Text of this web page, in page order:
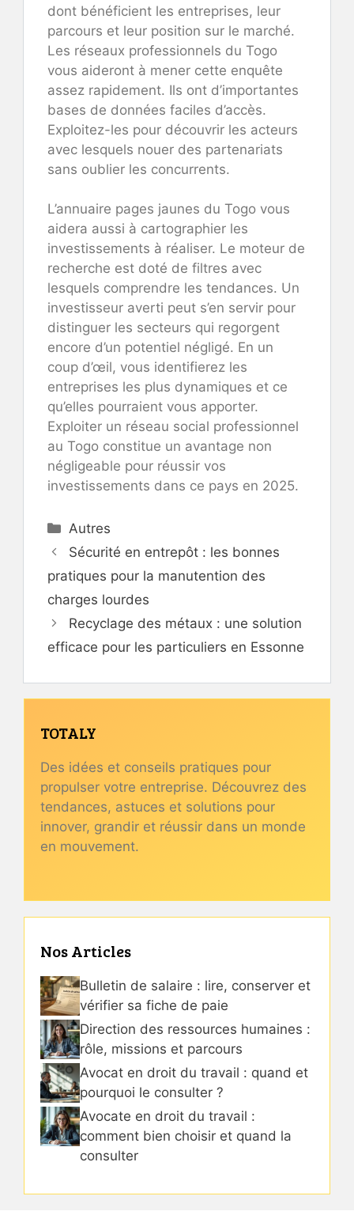
dont bénéficient les entreprises, leur
parcours et leur position sur le marché.
Les réseaux professionnels du Togo
vous aideront à mener cette enquête
assez rapidement. Ils ont d’importantes
bases de données faciles d’accès.
Exploitez-les pour découvrir les acteurs
avec lesquels nouer des partenariats
sans oublier les concurrents.
L’annuaire pages jaunes du Togo vous
aidera aussi à cartographier les
investissements à réaliser. Le moteur de
recherche est doté de filtres avec
lesquels comprendre les tendances. Un
investisseur averti peut s’en servir pour
distinguer les secteurs qui regorgent
encore d’un potentiel négligé. En un
coup d’œil, vous identifierez les
entreprises les plus dynamiques et ce
qu’elles pourraient vous apporter.
Exploiter un réseau social professionnel
au Togo constitue un avantage non
négligeable pour réussir vos
investissements dans ce pays en 2025.
Catégories
Autres
Sécurité en entrepôt : les bonnes
pratiques pour la manutention des
charges lourdes
Recyclage des métaux : une solution
efficace pour les particuliers en Essonne
TOTALY
Des idées et conseils pratiques pour
propulser votre entreprise. Découvrez des
tendances, astuces et solutions pour
innover, grandir et réussir dans un monde
en mouvement.
Nos Articles
Bulletin de salaire : lire, conserver et
vérifier sa fiche de paie
Direction des ressources humaines :
rôle, missions et parcours
Avocat en droit du travail : quand et
pourquoi le consulter ?
Avocate en droit du travail :
comment bien choisir et quand la
consulter